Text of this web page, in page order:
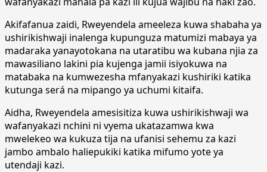
Akifafanua zaidi, Rweyendela ameeleza kuwa shabaha ya
ushirikishwaji inalenga kupunguza matumizi mabaya ya
madaraka yanayotokana na utaratibu wa kubana njia za
mawasiliano lakini pia kujenga jamii isiyokuwa na
matabaka na kumwezesha mfanyakazi kushiriki katika
kutunga será na mipango ya uchumi kitaifa.
Aidha, Rweyendela amesisitiza kuwa ushirikishwaji wa
wafanyakazi nchini ni vyema ukatazamwa kwa
mwelekeo wa kukuza tija na ufanisi sehemu za kazi
jambo ambalo haliepukiki katika mifumo yote ya
utendaji kazi.